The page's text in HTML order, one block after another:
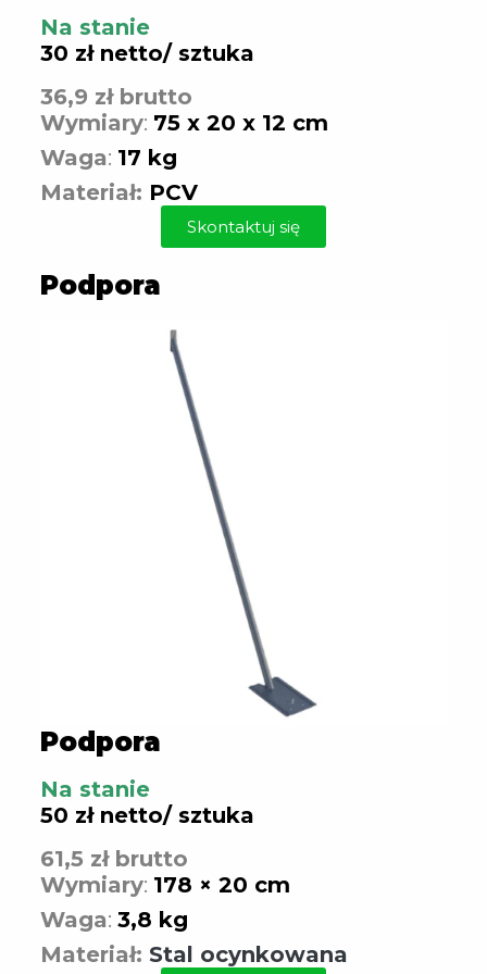
Na stanie
30 zł netto/ sztuka
36,9 zł brutto
Wymiary: 75 x 20 x 12 cm
Waga: 17 kg
Materiał: PCV
Skontaktuj się
Podpora
Podpora
Na stanie
50 zł netto/ sztuka
61,5 zł brutto
Wymiary: 178 × 20 cm
Waga: 3,8 kg
Materiał: Stal ocynkowana